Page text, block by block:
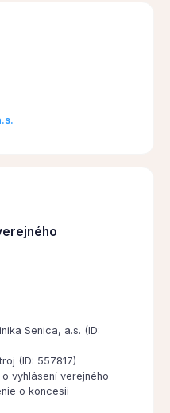
Senica, a.s. (ID:
(ID: 557817)
vyhlásení verejného
o koncesii